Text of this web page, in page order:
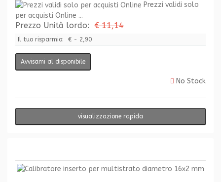
Prezzi validi solo
per acquisti Online ...
Prezzo Unità lordo: € 11,14
Il tuo risparmio: € - 2,90
Avvisami al disponibile
No Stock
visualizzazione rapida